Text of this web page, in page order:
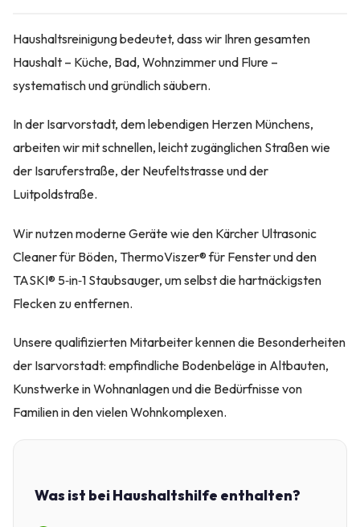
Haushaltsreinigung bedeutet, dass wir Ihren gesamten
Haushalt – Küche, Bad, Wohnzimmer und Flure –
systematisch und gründlich säubern.
In der Isarvorstadt, dem lebendigen Herzen Münchens,
arbeiten wir mit schnellen, leicht zugänglichen Straßen wie
der Isaruferstraße, der Neufeltstrasse und der
Luitpoldstraße.
Wir nutzen moderne Geräte wie den Kärcher Ultrasonic
Cleaner für Böden, ThermoViszer® für Fenster und den
TASKI® 5‑in‑1 Staubsauger, um selbst die hartnäckigsten
Flecken zu entfernen.
Unsere qualifizierten Mitarbeiter kennen die Besonderheiten
der Isarvorstadt: empfindliche Bodenbeläge in Altbauten,
Kunstwerke in Wohnanlagen und die Bedürfnisse von
Familien in den vielen Wohnkomplexen.
Was ist bei Haushaltshilfe enthalten?